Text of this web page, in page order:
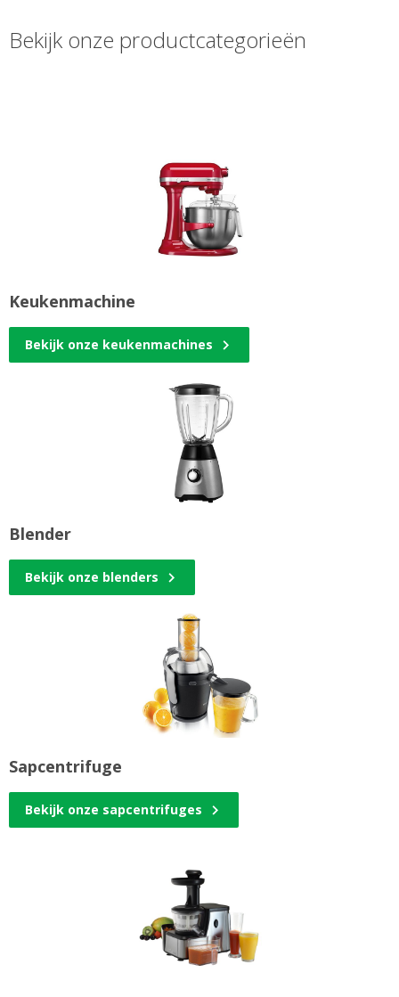
Bekijk onze productcategorieën
Keukenmachine
Bekijk onze keukenmachines
Blender
Bekijk onze blenders
Sapcentrifuge
Bekijk onze sapcentrifuges